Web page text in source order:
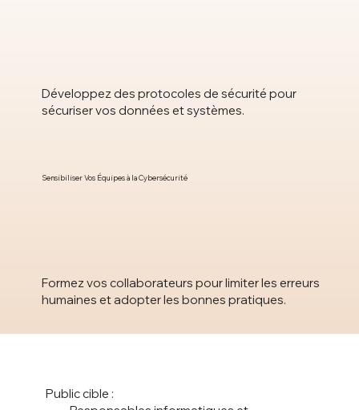
Développez des protocoles de sécurité pour
sécuriser vos données et systèmes.
Sensibiliser Vos Équipes à la Cybersécurité
Formez vos collaborateurs pour limiter les erreurs
humaines et adopter les bonnes pratiques.
Public cible :